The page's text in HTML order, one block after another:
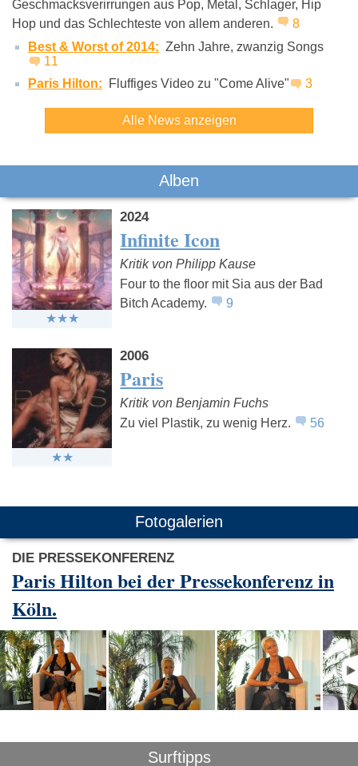
Geschmacksverirrungen aus Pop, Metal, Schlager, Hip
Hop und das Schlechteste von allem anderen.
8
Best & Worst of 2014: Zehn Jahre, zwanzig Songs
11
Paris Hilton:
Fluffiges Video zu "Come Alive" 3
Alle News anzeigen
Alben
2024
Infinite Icon
Kritik von Philipp Kause
Four to the floor mit Sia aus der Bad
Bitch Academy.
9
2006
Paris
Kritik von Benjamin Fuchs
Zu viel Plastik, zu wenig Herz.
56
Fotogalerien
DIE PRESSEKONFERENZ
Paris Hilton bei der Pressekonferenz in
Köln.
Surftipps